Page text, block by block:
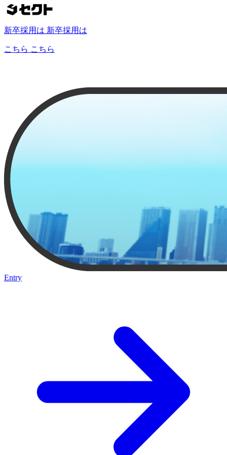
新卒採用は 新卒採用は
こちら こちら
Entry